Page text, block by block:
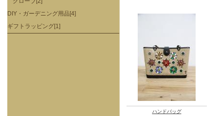
ハンドバッグ
DIY・ガーデニング用品[4]
ギフトラッピング[1]